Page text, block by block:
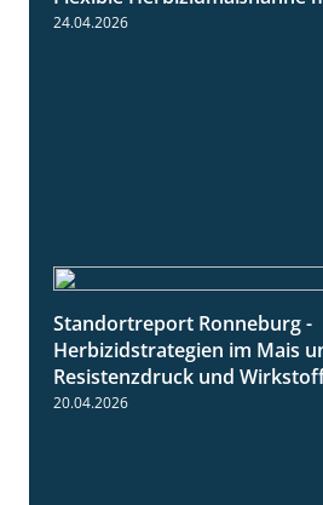
24.04.2026
Standortreport Ronneburg -
Herbizidstrategien im Mais
Resistenzdruck und
20.04.2026